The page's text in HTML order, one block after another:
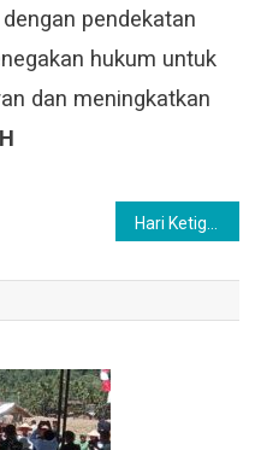
pendekatan
hukum untuk
dan meningkatkan
Hari Ketiga Operasi Patuh Toba 2025, Polres Sergai Tindak 47 Pelanggar Lalu Lintas di Perbaungan